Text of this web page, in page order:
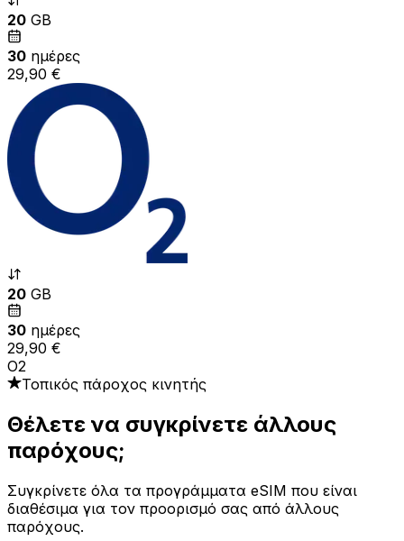
20 GB
30 ημέρες
29,90 €
20 GB
30 ημέρες
29,90 €
O2
Τοπικός πάροχος κινητής
Θέλετε να συγκρίνετε άλλους
παρόχους;
Συγκρίνετε όλα τα προγράμματα eSIM που είναι
διαθέσιμα για τον προορισμό σας από άλλους
παρόχους.